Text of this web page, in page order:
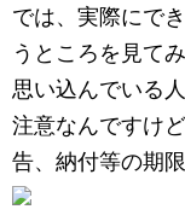
では、実際にで
うところを見て
思い込んでいる
注意なんですけ
告、納付等の期